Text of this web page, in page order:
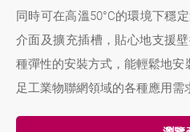
同時可在高溫50°C的環境下穩
介面及擴充插槽，貼心地支援
種彈性的安裝方式，能輕鬆地
足工業物聯網領域的各種應用需